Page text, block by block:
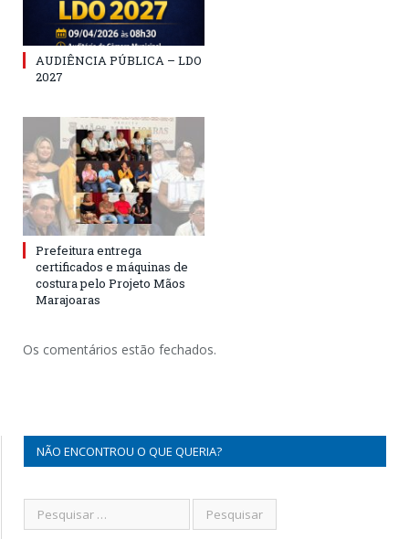
AUDIÊNCIA PÚBLICA – LDO
2027
Prefeitura entrega
certificados e máquinas de
costura pelo Projeto Mãos
Marajoaras
Os comentários estão fechados.
NÃO ENCONTROU O QUE QUERIA?